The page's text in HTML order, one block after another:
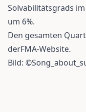
Solvabilitätsgrads
um 6%.
Den gesamten
derFMA-Website.
Bild: